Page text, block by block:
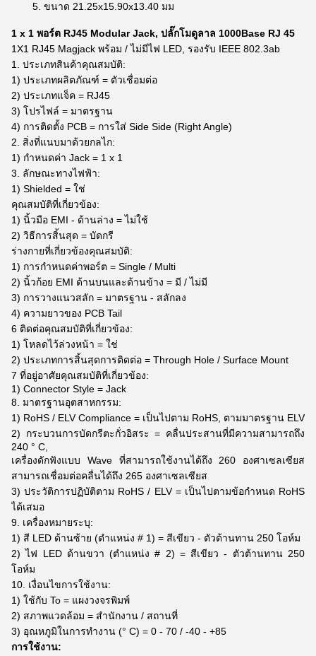
ขนาด 21.25x15.90x13.40 มม
1 x 1 พอร์ต RJ45 Modular Jack, ปลั๊กโมดูลาล 1000Base RJ 45
1X1 RJ45 Magjack พร้อม / ไม่มีไฟ LED, รองรับ IEEE 802.3ab
1. ประเภทสินค้าคุณสมบัติ:
1) ประเภทผลิตภัณฑ์ = ตัวเชื่อมต่อ
2) ประเภทแจ็ค = RJ45
3) โปรไฟล์ = มาตรฐาน
4) การติดตั้ง PCB = การใส่ Side Side (Right Angle)
2. สิ่งที่แนบมาด้วยกลไก:
1) กำหนดค่า Jack = 1 x 1
3. ลักษณะทางไฟฟ้า:
1) Shielded = ใช่
คุณสมบัติที่เกี่ยวข้อง:
1) นิ้วมือ EMI - ด้านล่าง = ไม่ใช้
2) วิธีการสิ้นสุด = บัดกรี
ร่างกายที่เกี่ยวข้องคุณสมบัติ:
1) การกำหนดค่าพอร์ต = Single / Multi
2) นิ้วก้อย EMI ด้านบนและด้านข้าง = มี / ไม่มี
3) การวางแนวสลัก = มาตรฐาน - สลักลง
4) ความยาวของ PCB Tail
6 ติดต่อคุณสมบัติที่เกี่ยวข้อง:
1) โหลดไว้ล่วงหน้า = ใช่
2) ประเภทการสิ้นสุดการติดต่อ = Through Hole / Surface Mount
7 ที่อยู่อาศัยคุณสมบัติที่เกี่ยวข้อง:
1) Connector Style = Jack
8. มาตรฐานอุตสาหกรรม:
1) RoHS / ELV Compliance = เป็นไปตาม RoHS, ตามมาตรฐาน ELV
2) กระบวนการบัดกรีตะกั่วอิสระ = คลื่นประสานที่มีความสามารถถึง
240 ° C,
เครื่องดักฟังแบบ Wave ที่สามารถใช้งานได้ถึง 260 องศาเซลเซียส
สามารถเชื่อมต่อคลื่นได้ถึง 265 องศาเซลเซียส
3) ประวัติการปฏิบัติตาม RoHS / ELV = เป็นไปตามข้อกำหนด RoHS
ได้เสมอ
9. เครื่องหมายระบุ:
1) สี LED ด้านซ้าย (ตำแหน่ง # 1) = สีเขียว - ตัวต้านทาน 250 โอห์ม
2) ไฟ LED ด้านขวา (ตำแหน่ง # 2) = สีเขียว - ตัวต้านทาน 250
โอห์ม
10. เงื่อนไขการใช้งาน:
1) ใช้กับ To = แผงวงจรพิมพ์
2) สภาพแวดล้อม = สำนักงาน / สถานที่
3) อุณหภูมิในการทำงาน (° C) = 0 - 70 / -40 - +85
การใช้งาน: